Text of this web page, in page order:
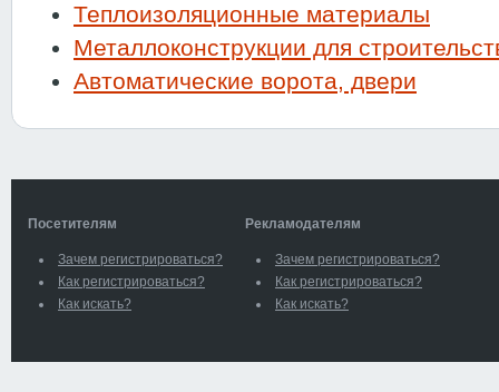
Теплоизоляционные материалы
Металлоконструкции для
Автоматические ворота, двери
Посетителям
Зачем регистрироваться?
Как регистрироваться?
Как искать?
Рекламодателям
Зачем регистрироваться?
Как регистрироваться?
Как искать?